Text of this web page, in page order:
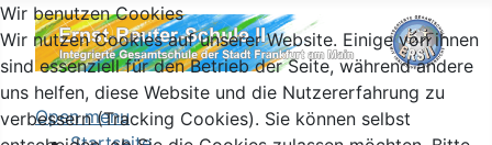
Open menu
Wir benutzen Cookies
Wir nutzen Cookies auf unserer Website. Einige von ihnen
sind essenziell für den Betrieb der Seite, während andere
uns helfen, diese Website und die Nutzererfahrung zu
verbessern (Tracking Cookies). Sie können selbst